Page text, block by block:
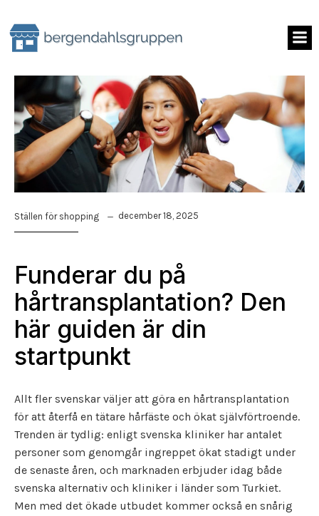
content
Ställen för shopping december 18, 2025
Funderar du på
hårtransplantation? Den
här guiden är din
startpunkt
Allt fler svenskar väljer att göra en hårtransplantation
för att återfå en tätare hårfäste och ökat självförtroende.
Trenden är tydlig: enligt svenska kliniker har antalet
personer som genomgår ingreppet ökat stadigt under
de senaste åren, och marknaden erbjuder idag både
svenska alternativ och kliniker i länder som Turkiet.
Men med det ökade utbudet kommer också en snårig